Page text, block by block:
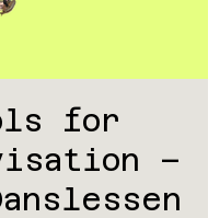
for
–